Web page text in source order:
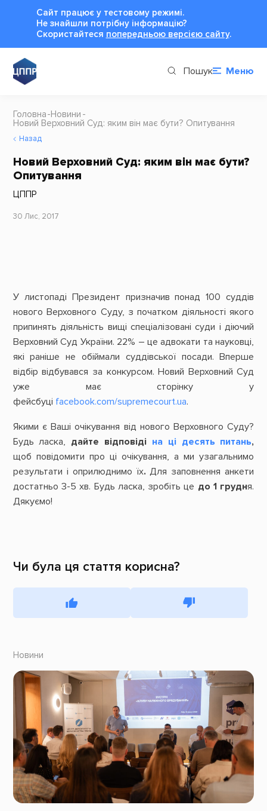
Сайт працює у тестовому режимі.
Не знайшли потрібну інформацію?
Cкористайтеся попередньою версією сайту.
Пошук Меню
Головна Новини
Новий Верховний Суд: яким він має бути? Опитування
Назад
Новий Верховний Суд: яким він має бути?
Опитування
ЦППР
30 Лис, 2017
У листопаді Президент призначив понад 100 суддів
нового Верховного Суду, з початком діяльності якого
припинять діяльність вищі спеціалізовані суди і діючий
Верховний Суд України. 22% – це адвокати та науковці,
які раніше не обіймали суддівської посади. Вперше
відбір відбувався за конкурсом. Новий Верховний Суд
уже має сторінку у
фейсбуці facebook.com/supremecourt.ua.
Якими є Ваші очікування від нового Верховного Суду?
Будь ласка, дайте відповіді на ці десять питань,
щоб повідомити про ці очікування, а ми узагальнимо
результати і оприлюднимо їх. Для заповнення анкети
достатньо 3-5 хв. Будь ласка, зробіть це до 1 грудня.
Дякуємо!
Чи була ця стаття корисна?
Новини